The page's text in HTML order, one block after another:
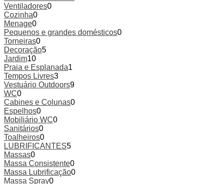
Ventiladores0
Cozinha0
Menage0
Pequenos e grandes domésticos0
Torneiras0
Decoração5
Jardim10
Praia e Esplanada1
Tempos Livres3
Vestuário Outdoors9
WC0
Cabines e Colunas0
Espelhos0
Mobiliário WC0
Sanitários0
Toalheiros0
LUBRIFICANTES5
Massas0
Massa Consistente0
Massa Lubrificação0
Massa Spray0